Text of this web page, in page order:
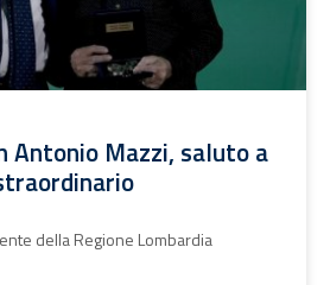
Antonio Mazzi, saluto a
della Regione Lombardia